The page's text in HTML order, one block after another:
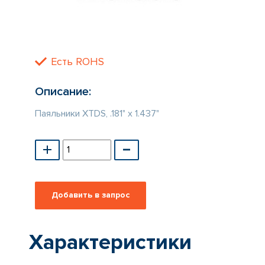
Есть ROHS
Описание:
Паяльники XTDS, .181" x 1.437"
Характеристики